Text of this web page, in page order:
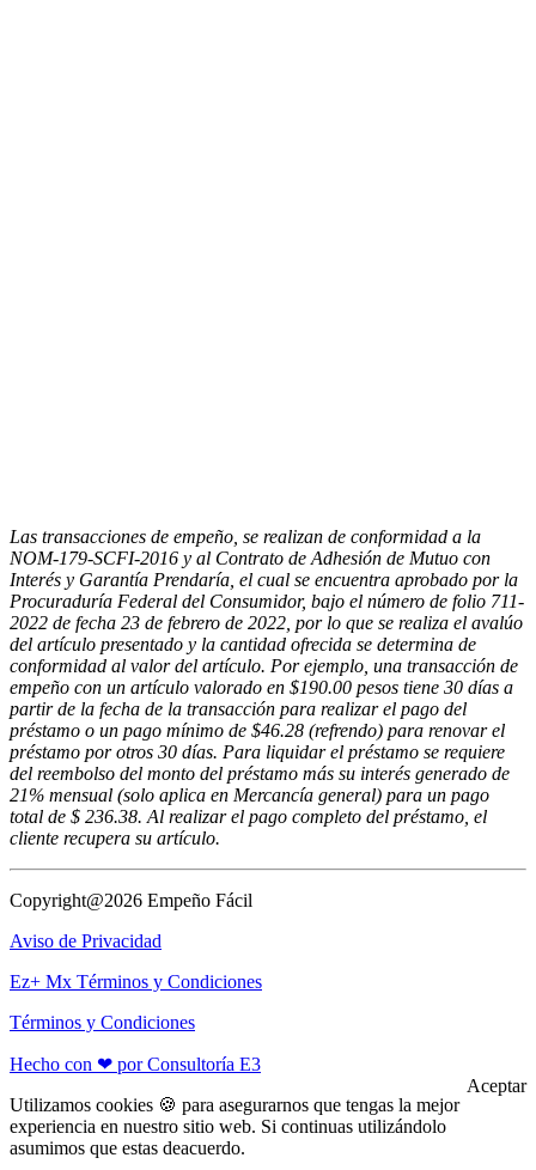
Las transacciones de empeño, se realizan de conformidad a la
NOM-179-SCFI-2016 y al Contrato de Adhesión de Mutuo con
Interés y Garantía Prendaría, el cual se encuentra aprobado por la
Procuraduría Federal del Consumidor, bajo el número de folio 711-
2022 de fecha 23 de febrero de 2022, por lo que se realiza el avalúo
del artículo presentado y la cantidad ofrecida se determina de
conformidad al valor del artículo. Por ejemplo, una transacción de
empeño con un artículo valorado en $190.00 pesos tiene 30 días a
partir de la fecha de la transacción para realizar el pago del
préstamo o un pago mínimo de $46.28 (refrendo) para renovar el
préstamo por otros 30 días. Para liquidar el préstamo se requiere
del reembolso del monto del préstamo más su interés generado de
21% mensual (solo aplica en Mercancía general) para un pago
total de $ 236.38. Al realizar el pago completo del préstamo, el
cliente recupera su artículo.
Copyright@2026 Empeño Fácil
Aviso de Privacidad
Ez+ Mx Términos y Condiciones
Términos y Condiciones
Hecho con ❤ por Consultoría E3
Utilizamos cookies 🍪 para asegurarnos que tengas la mejor
experiencia en nuestro sitio web. Si continuas utilizándolo
asumimos que estas deacuerdo.
Aceptar